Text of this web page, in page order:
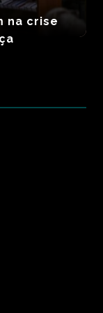
na crise